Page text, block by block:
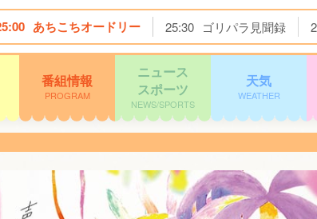
あちこちオードリー 25:30 ゴリパラ見聞録
番組情報
PROGRAM
ニュース
スポーツ
NEWS/SPORTS
天気
WEATHER